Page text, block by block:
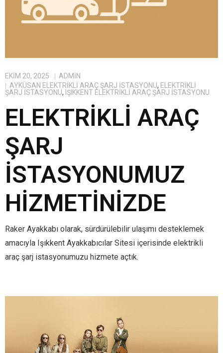
EKIM 20, 2025
ADMIN
AYKÜSAN ELEKTRIKLI ARAÇ ŞARJ İSTASYONU, ELEKTRIKLI
ŞARJ İSTASYONU, IŞIKKENT ELEKTRIKLI ARAÇ ŞARJ İSTASYONU
ELEKTRIKLI ARAÇ
ŞARJ
İSTASYONUMUZ
HIZMETINIZDE
Raker Ayakkabı olarak, sürdürülebilir ulaşımı desteklemek
amacıyla Işıkkent Ayakkabıcılar Sitesi içerisinde elektrikli
araç şarj istasyonumuzu hizmete açtık.